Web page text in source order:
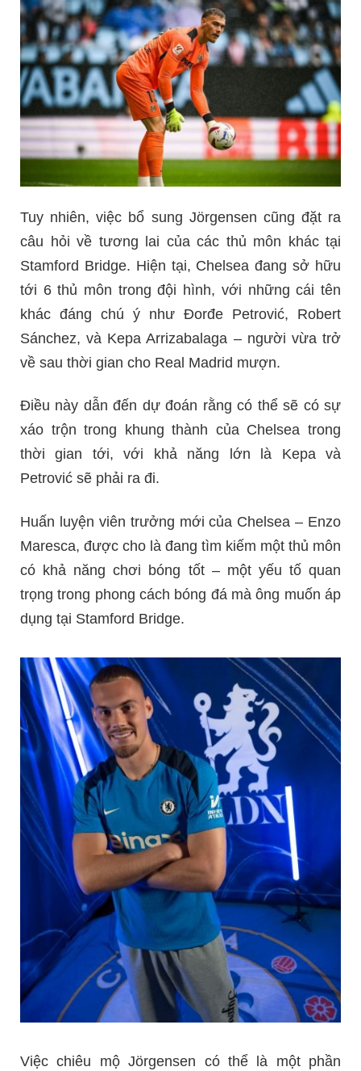
Tuy nhiên, việc bổ sung Jörgensen cũng đặt ra
câu hỏi về tương lai của các thủ môn khác tại
Stamford Bridge. Hiện tại, Chelsea đang sở hữu
tới 6 thủ môn trong đội hình, với những cái tên
khác đáng chú ý như Đorđe Petrović, Robert
Sánchez, và Kepa Arrizabalaga – người vừa trở
về sau thời gian cho Real Madrid mượn.
Điều này dẫn đến dự đoán rằng có thể sẽ có sự
xáo trộn trong khung thành của Chelsea trong
thời gian tới, với khả năng lớn là Kepa và
Petrović sẽ phải ra đi.
Huấn luyện viên trưởng mới của Chelsea – Enzo
Maresca, được cho là đang tìm kiếm một thủ môn
có khả năng chơi bóng tốt – một yếu tố quan
trọng trong phong cách bóng đá mà ông muốn áp
dụng tại Stamford Bridge.
Việc chiêu mộ Jörgensen có thể là một phần